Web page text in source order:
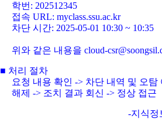
학번: 202512345
접속 URL: myclass.ssu.ac.kr
차단 시간: 2025-05-01 10:30 ~ 10:35
위와 같은 내용을 cloud-
■ 처리 절차
요청 내용 확인 -> 차단 내역 및 오
해제 -> 조치 결과 회신 -> 정상 접근
-지식정